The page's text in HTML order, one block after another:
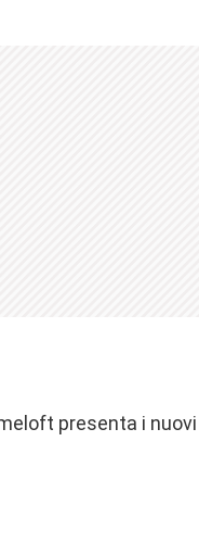
presenta i